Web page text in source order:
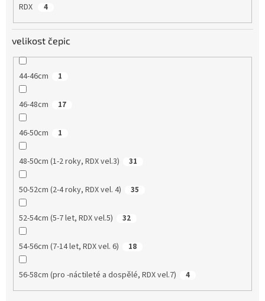
RDX 4
velikost čepic
44-46cm 1
46-48cm 17
46-50cm 1
48-50cm (1-2 roky, RDX vel.3) 31
50-52cm (2-4 roky, RDX vel. 4) 35
52-54cm (5-7 let, RDX vel.5) 32
54-56cm (7-14 let, RDX vel. 6) 18
56-58cm (pro -náctileté a dospělé, RDX vel.7) 4